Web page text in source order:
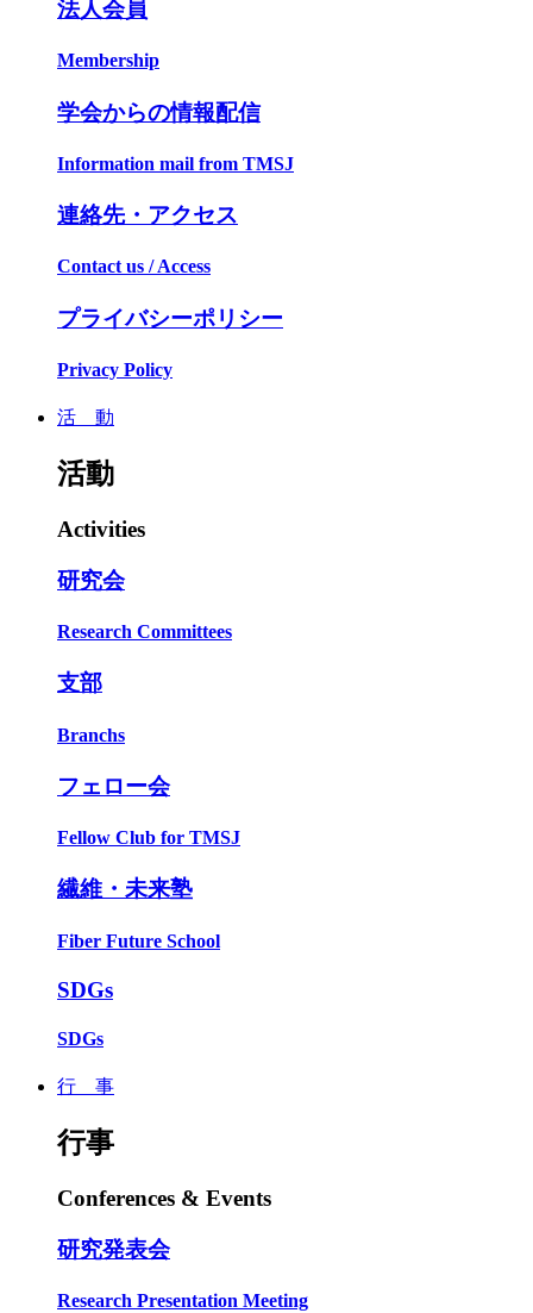
法人会員
Membership
学会からの情報配信
Information mail from TMSJ
連絡先・アクセス
Contact us / Access
プライバシーポリシー
Privacy Policy
活 動
活動
Activities
研究会
Research Committees
支部
Branchs
フェロー会
Fellow Club for TMSJ
繊維・未来塾
Fiber Future School
SDGs
SDGs
行 事
行事
Conferences & Events
研究発表会
Research Presentation Meeting